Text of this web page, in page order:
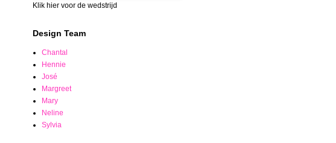
Klik hier voor de wedstrijd
Design Team
Chantal
Hennie
José
Margreet
Mary
Neline
Sylvia